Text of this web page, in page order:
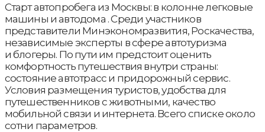
Старт автопробега из Москвы: в колонне легковые
машины и автодома . Среди участников
представители Минэкономразвития, Роскачества,
независимые эксперты в сфере автотуризма
и блогеры. По пути им предстоит оценить
комфортность путешествия внутри страны:
состояние автотрасс и придорожный сервис.
Условия размещения туристов, удобства для
путешественников с животными, качество
мобильной связи и интернета. Всего списке около
сотни параметров.